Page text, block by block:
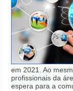
em 2021. Ao
profissionais da
espera para a